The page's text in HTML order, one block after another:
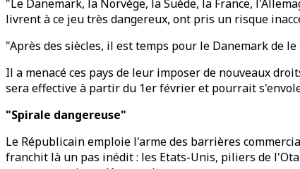
"Le Danemark, la Norvège, la Suède, la France,
livrent à ce jeu très dangereux, ont pris un risque
"Après des siècles, il est temps pour le Danemark de
Il a menacé ces pays de leur imposer de nouveaux
sera effective à partir du 1er février et pourrait
"Spirale dangereuse"
Le Républicain emploie l'arme des barrières
franchit là un pas inédit : les Etats-Unis, piliers de